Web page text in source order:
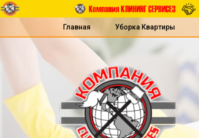
Главная Уборка Квартиры